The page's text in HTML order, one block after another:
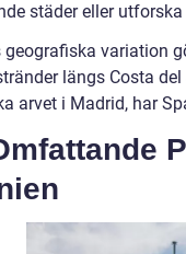
städer eller
geografiska variation
längs Costa
arvet i Madrid, har